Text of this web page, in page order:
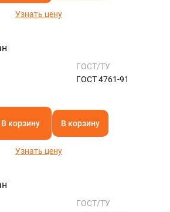
Узнать цену
ГОСТ/ТУ
ГОСТ 4761-91
В корзину В корзину
Узнать цену
ГОСТ/ТУ